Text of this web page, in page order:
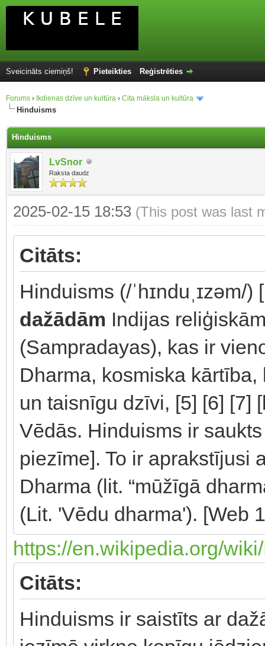
Sveicināts ciemiņš! Pieteikties Reģistrēties
Forums › Ikdienas dzīve un kultūra › Cita māksla un kultūra
Hinduisms
Hinduisms
LvSnor
Raksta daudz
2025-02-15 18:53 (This post was last
Citāts:
Hinduisms (/
dažādām Indijas
(Sampradayas), kas ir
Dharma, kosmiska
un taisnīgu dzīvi, [5] [6] [7]
Vēdās. Hinduisms ir
piezīme]. To ir aprakstījusi
Dharma (lit. “mūžīgā
(Lit. 'Vēdu dharma'). [Web
https://en.wikipedia.org/
Citāts:
Hinduisms ir saistīts ar